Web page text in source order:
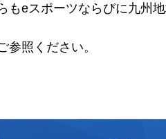
eスポーツならびに九州
参照ください。